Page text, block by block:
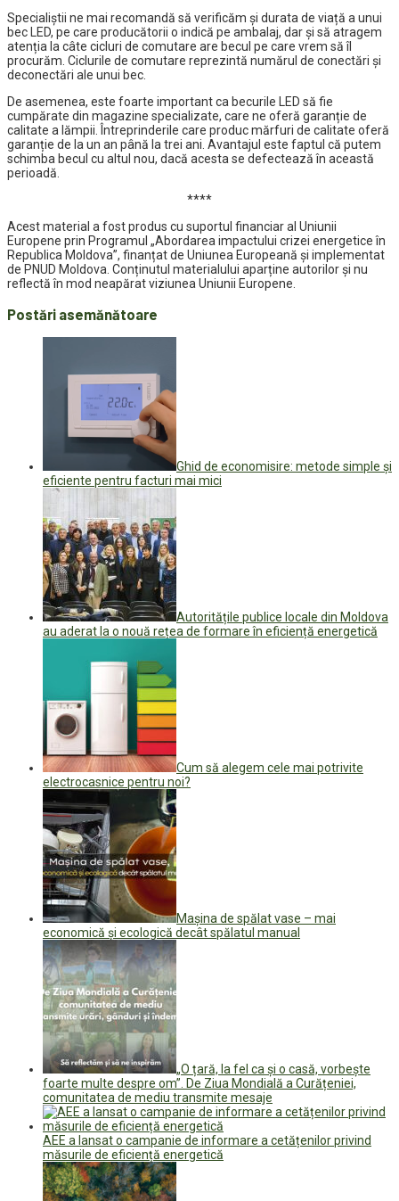
Specialiștii ne mai recomandă să verificăm și durata de viață a unui
bec LED, pe care producătorii o indică pe ambalaj, dar și să atragem
atenția la câte cicluri de comutare are becul pe care vrem să îl
procurăm. Ciclurile de comutare reprezintă numărul de conectări și
deconectări ale unui bec.
De asemenea, este foarte important ca becurile LED să fie
cumpărate din magazine specializate, care ne oferă garanție de
calitate a lămpii. Întreprinderile care produc mărfuri de calitate oferă
garanție de la un an până la trei ani. Avantajul este faptul că putem
schimba becul cu altul nou, dacă acesta se defectează în această
perioadă.
****
Acest material a fost produs cu suportul financiar al Uniunii
Europene prin Programul „Abordarea impactului crizei energetice în
Republica Moldova”, finanțat de Uniunea Europeană și implementat
de PNUD Moldova. Conținutul materialului aparține autorilor și nu
reflectă în mod neapărat viziunea Uniunii Europene.
Postări asemănătoare
Ghid de economisire: metode simple și
eficiente pentru facturi mai mici
Autoritățile publice locale din Moldova
au aderat la o nouă rețea de formare în eficiență energetică
Cum să alegem cele mai potrivite
electrocasnice pentru noi?
Mașina de spălat vase – mai
economică și ecologică decât spălatul manual
„O țară, la fel ca și o casă, vorbește
foarte multe despre om”. De Ziua Mondială a Curățeniei,
comunitatea de mediu transmite mesaje
AEE a lansat o campanie de informare a cetățenilor privind
măsurile de eficiență energetică